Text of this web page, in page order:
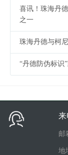
喜讯！珠海丹
之一
珠海丹德与柯
“丹德防伪标识
来
邮
地